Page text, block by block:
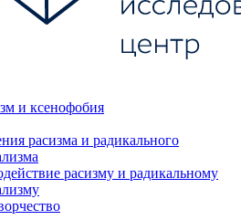
и ксенофобия
расизма и радикального
расизму и радикальному